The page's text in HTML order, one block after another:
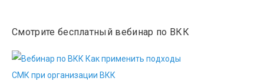
Смотрите бесплатный вебинар по ВКК